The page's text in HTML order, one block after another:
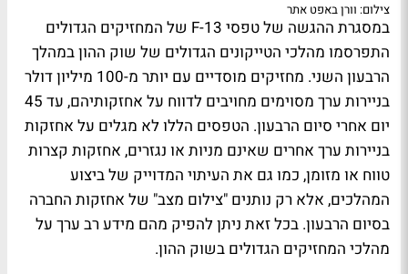
צילום: וורן באפט אתר
במסגרת ההגשה של טפסי F-13 של המחזיקים הגדולים
התפרסמו מהלכי הטייקונים הגדולים של שוק ההון במהלך
הרבעון השני. מחזיקים מוסדיים עם יותר מ-100 מיליון דולר
בניירות ערך מסוימים מחויבים לדווח על אחזקותיהם, עד 45
יום אחרי סיום הרבעון. הטפסים הללו לא מגלים על אחזקות
בניירות ערך אחרים שאינם מניות או נגזרים, אחזקות קצרות
טווח או מזומן, כמו גם את העיתוי המדוייק של ביצוע
המהלכים, אלא רק נותנים "צילום מצב" של אחזקות החברה
בסיום הרבעון. בכל זאת ניתן להפיק מהם מידע רב ערך על
מהלכי המחזיקים הגדולים בשוק ההון.